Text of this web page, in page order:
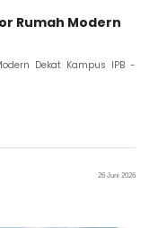
Rumah Modern
Dekat Kampus IPB -
26 Juni 2026